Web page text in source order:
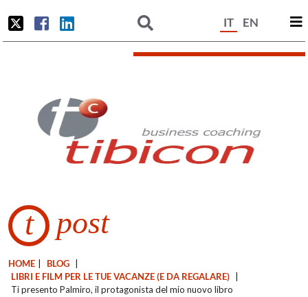
IT EN
t post
HOME BLOG
LIBRI E FILM PER LE TUE VACANZE (E DA REGALARE)
Ti presento Palmiro, il protagonista del mio nuovo libro